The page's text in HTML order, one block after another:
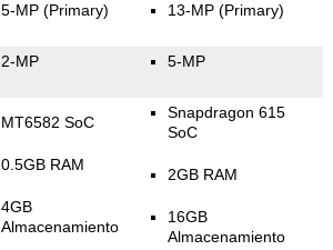
5-MP (Primary) 13-MP (Primary)
2-MP 5-MP
MT6582 SoC
0.5GB RAM
4GB
Almacenamiento
Snapdragon 615
SoC
2GB RAM
16GB
Almacenamiento